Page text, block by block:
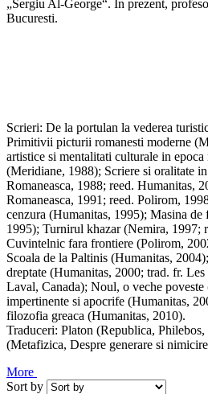
„Sergiu Al-George“. In prezent,
Bucuresti.
Scrieri: De la portulan la vederea
Primitivii picturii romanesti moderne
artistice si mentalitati culturale in
(Meridiane, 1988); Scriere si oralitate
Romaneasca, 1988; reed. Humanitas,
Romaneasca, 1991; reed. Polirom,
cenzura (Humanitas, 1995); Masina de
1995); Turnirul khazar (Nemira, 1997;
Cuvintelnic fara frontiere (Polirom,
Scoala de la Paltinis (Humanitas,
dreptate (Humanitas, 2000; trad. fr.
Laval, Canada); Noul, o veche
impertinente si apocrife (Humanitas,
filozofia greaca (Humanitas, 2010).
Traduceri: Platon (Republica,
(Metafizica, Despre generare si
More
Sort by